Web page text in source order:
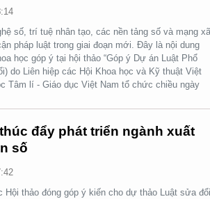
số, trí tuệ nhân tạo, các nền tảng số và mạng
pháp luật trong giai đoạn mới. Đây là nội dung
học góp ý tại hội thảo “Góp ý Dự án Luật Phổ
do Liên hiệp các Hội Khoa học và Kỹ thuật Việt
Tâm lí - Giáo dục Việt Nam tổ chức chiều ngày
đẩy phát triển ngành xuất
số
Hội thảo đóng góp ý kiến cho dự thảo Luật sửa